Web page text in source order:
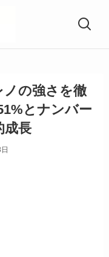
ノの強さを徹
とナンバー
成長